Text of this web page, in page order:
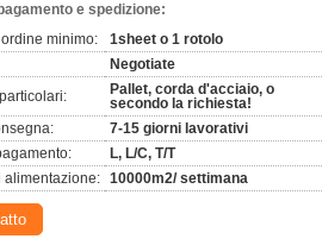
e spedizione:
minimo:
1sheet o 1 rotolo
Negotiate
Pallet, corda d'acciaio, o
secondo la richiesta!
7-15 giorni lavorativi
L, L/C, T/T
alimentazione: 10000m2/ settimana